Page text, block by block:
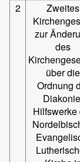
2
Zweites
zur
des
über die
Ordnung
Hilfswerke